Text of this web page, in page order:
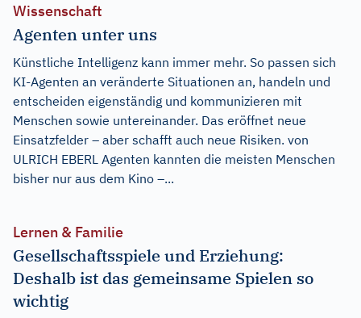
Wissenschaft
Agenten unter uns
Künstliche Intelligenz kann immer mehr. So passen sich
KI-Agenten an veränderte Situationen an, handeln und
entscheiden eigenständig und kommunizieren mit
Menschen sowie untereinander. Das eröffnet neue
Einsatzfelder – aber schafft auch neue Risiken. von
ULRICH EBERL Agenten kannten die meisten Menschen
bisher nur aus dem Kino –...
Lernen & Familie
Gesellschaftsspiele und Erziehung:
Deshalb ist das gemeinsame Spielen so
wichtig